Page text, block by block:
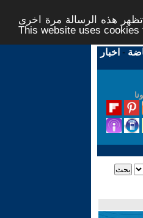
هذه الرسالة مرة اخرى -
This website uses
- اخبار